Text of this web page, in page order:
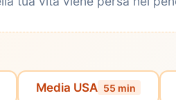
Media USA 55 min